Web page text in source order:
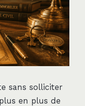
sans solliciter
en plus de